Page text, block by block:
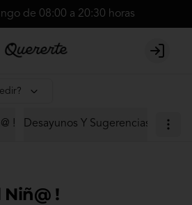
de 08:00 a 20:30 horas
Login
! Desayunos Y Sugerencias
Niñ@ !